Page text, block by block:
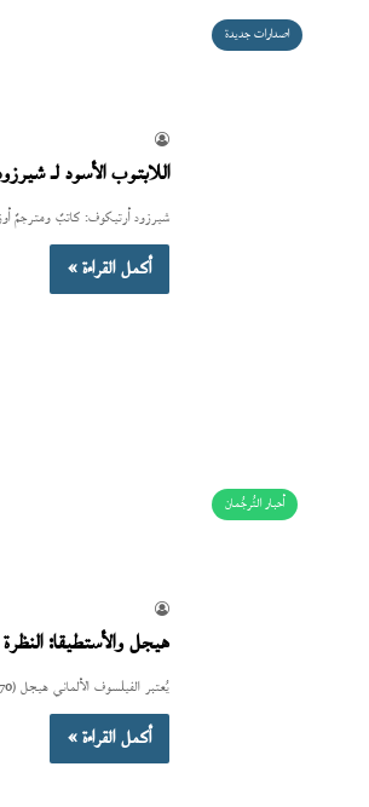
اصدارات جديدة
أحبار التُرجُمان
اللابتوب الأسود لـ
شيرزود أرتيكوف: كاتبٌ ومترجمٌ أوزبكيّ من مواليد مدينة
أكمل القراءة »
هيجل والأستطيقا:
يُعتبر الفيلسوف الألماني هيجل (1770م– 1831م) من بين أكبر المفكرين الألمان في حركة الفكر المثالي وصاحب الفلسفة الجماليّة المثيرة للجدل…
أكمل القراءة »